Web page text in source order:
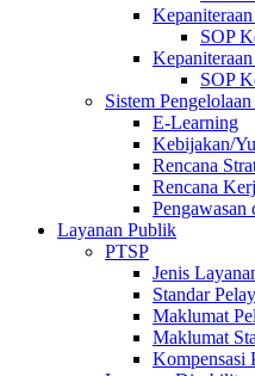
SOP
SOP
Sistem
E-Learning
Kebijakan/
Rencana
Rencana
Layanan Publik
PTSP
Jenis
Standar
Maklumat
Maklumat
Kompensasi